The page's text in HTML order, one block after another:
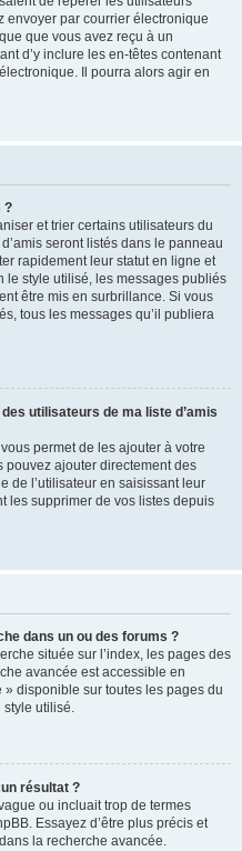
envoyer par courrier électronique
que vous avez reçu à un
d’y inclure les en-têtes contenant
Il pourra alors agir en
?
et trier certains utilisateurs du
seront listés dans le panneau
rapidement leur statut en ligne et
le style utilisé, les messages publiés
être mis en surbrillance. Si vous
tous les messages qu’il publiera
utilisateurs de ma liste d’amis
permet de les ajouter à votre
pouvez ajouter directement des
de l’utilisateur en saisissant leur
les supprimer de vos listes depuis
dans un ou des forums ?
située sur l’index, les pages des
avancée est accessible en
disponible sur toutes les pages du
style utilisé.
résultat ?
ou incluait trop de termes
Essayez d’être plus précis et
la recherche avancée.